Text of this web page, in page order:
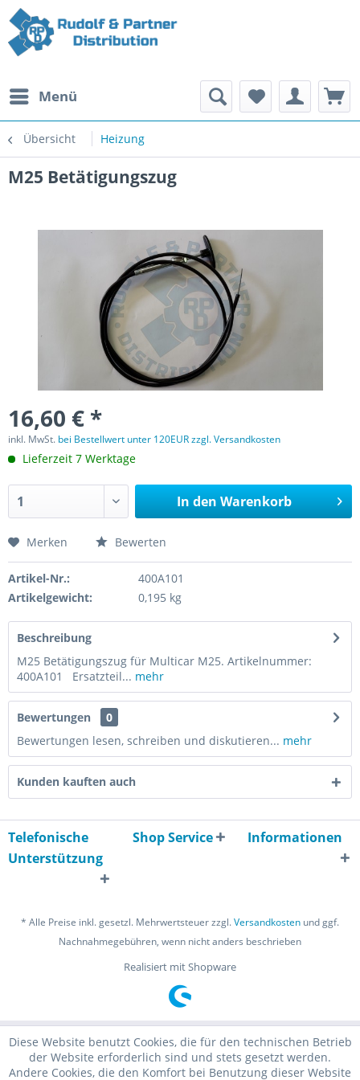
Menü
Übersicht Heizung
M25 Betätigungszug
16,60 € *
inkl. MwSt. bei Bestellwert unter 120EUR zzgl. Versandkosten
Lieferzeit 7 Werktage
In den Warenkorb
Merken Bewerten
Artikel-Nr.:
400A101
Artikelgewicht:
0,195 kg
Beschreibung
M25 Betätigungszug für Multicar M25. Artikelnummer:
400A101 Ersatzteil... mehr
Bewertungen
0
Bewertungen lesen, schreiben und diskutieren... mehr
Kunden kauften auch
Telefonische
Unterstützung
Shop Service Informationen
* Alle Preise inkl. gesetzl. Mehrwertsteuer zzgl.Versandkosten und ggf.
Nachnahmegebühren, wenn nicht anders beschrieben
Realisiert mit Shopware
Diese Website benutzt Cookies, die für den technischen Betrieb
der Website erforderlich sind und stets gesetzt werden.
Andere Cookies, die den Komfort bei Benutzung dieser Website